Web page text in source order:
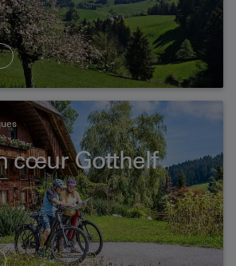
cœur Gotthelf